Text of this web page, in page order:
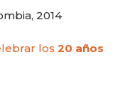
2014
los 20 años